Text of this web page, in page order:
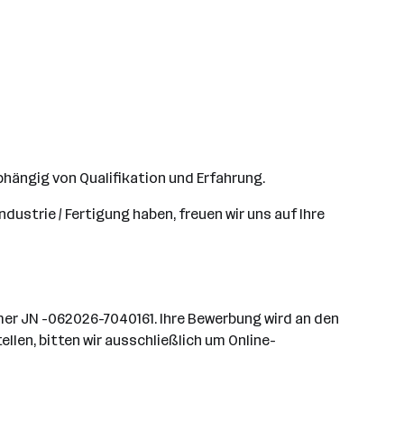
von Qualifikation und Erfahrung.
/ Fertigung haben, freuen wir uns auf Ihre
-062026-7040161. Ihre Bewerbung wird an den
bitten wir ausschließlich um Online-